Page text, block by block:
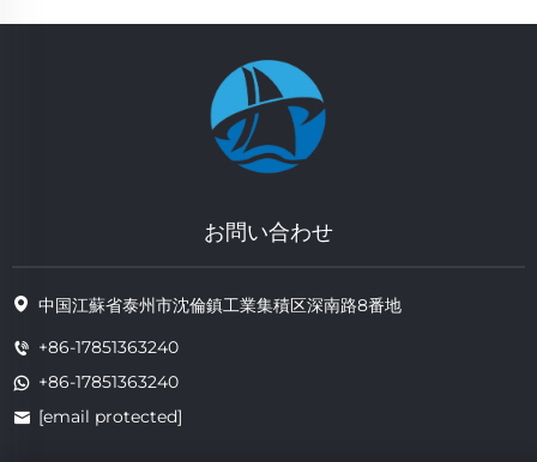
お問い合わせ
中国江蘇省泰州市沈倫鎮工業集積区深南路8番地
+86-17851363240
+86-17851363240
[email protected]